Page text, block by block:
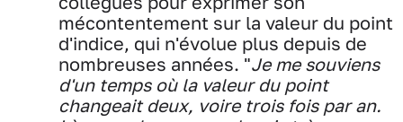
mécontentement sur la valeur du point
d'indice, qui n'évolue plus depuis de
nombreuses années. "Je me souviens
d'un temps où la valeur du point
changeait deux, voire trois fois par an.